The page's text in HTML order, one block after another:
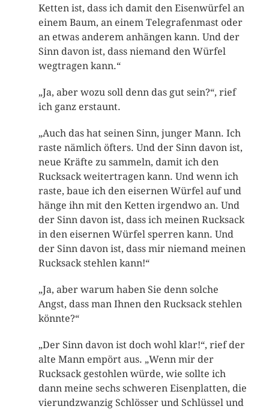
Ketten ist, dass ich damit den Eisenwürfel an
einem Baum, an einem Telegrafenmast oder
an etwas anderem anhängen kann. Und der
Sinn davon ist, dass niemand den Würfel
wegtragen kann.“
„Ja, aber wozu soll denn das gut sein?“, rief
ich ganz erstaunt.
„Auch das hat seinen Sinn, junger Mann. Ich
raste nämlich öfters. Und der Sinn davon ist,
neue Kräfte zu sammeln, damit ich den
Rucksack weitertragen kann. Und wenn ich
raste, baue ich den eisernen Würfel auf und
hänge ihn mit den Ketten irgendwo an. Und
der Sinn davon ist, dass ich meinen Rucksack
in den eisernen Würfel sperren kann. Und
der Sinn davon ist, dass mir niemand meinen
Rucksack stehlen kann!“
„Ja, aber warum haben Sie denn solche
Angst, dass man Ihnen den Rucksack stehlen
könnte?“
„Der Sinn davon ist doch wohl klar!“, rief der
alte Mann empört aus. „Wenn mir der
Rucksack gestohlen würde, wie sollte ich
dann meine sechs schweren Eisenplatten, die
vierundzwanzig Schlösser und Schlüssel und